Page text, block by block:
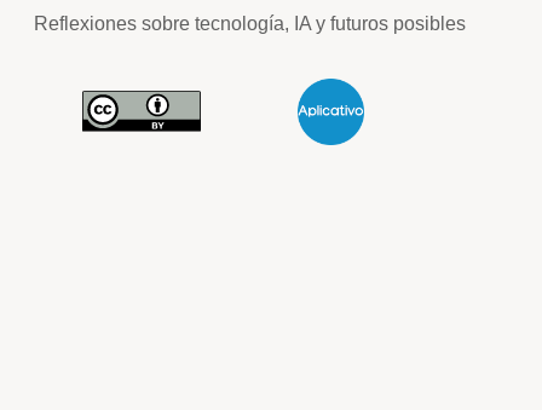
Reflexiones sobre tecnología, IA y futuros posibles